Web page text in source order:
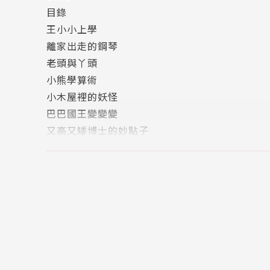
張系國科幻文學獎第二名
中國時報「開卷」最佳童書
聯合報「讀書人」最佳童書
「好書大家讀」最佳少年兒童讀物獎
繪者簡介
鄭淑芬
兒童美術教師、自由插畫家與創作者，喜歡
楊麗玲
目錄
王小小上學
離家出走的鋼琴
老頭與丫頭
小熊學算術
小木屋裡的妖怪
巴巴國王變變變
又高又矮博士的妙點子